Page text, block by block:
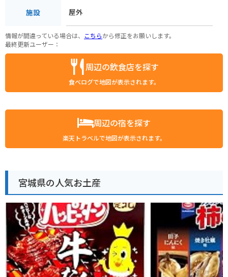
施設 屋外
情報が間違っている場合は、 こちらから修正をお願いします。
最終更新ユーザー：
周辺の飲食店を探す
食べログで地図が表示されます。
周辺の宿を探す
楽天トラベルで地図が表示されます。
宮城県の人気お土産